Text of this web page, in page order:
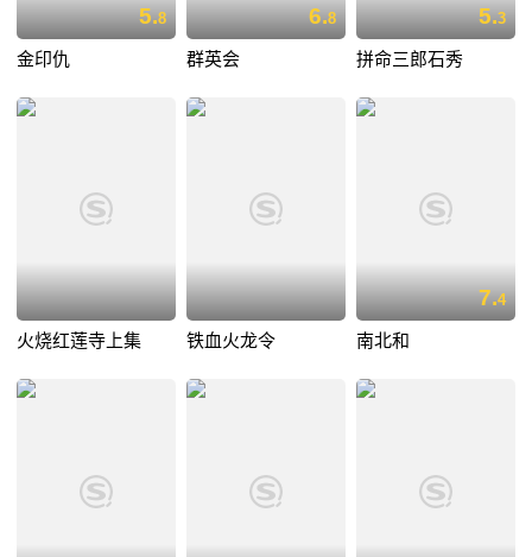
5.8
金印仇
6.8
群英会
5.3
拼命三郎石秀
火烧红莲寺上集 铁血火龙令
7.4
南北和